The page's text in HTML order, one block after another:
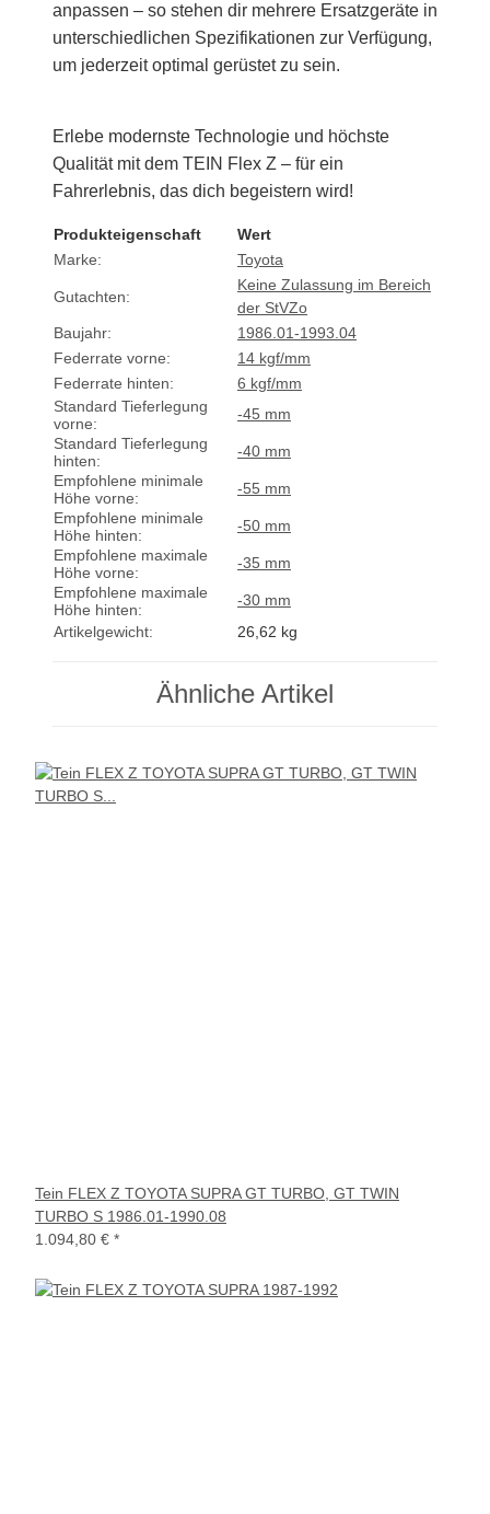
anpassen – so stehen dir mehrere Ersatzgeräte in
unterschiedlichen Spezifikationen zur Verfügung,
um jederzeit optimal gerüstet zu sein.
Erlebe modernste Technologie und höchste
Qualität mit dem TEIN Flex Z – für ein
Fahrerlebnis, das dich begeistern wird!
Produkteigenschaft
Wert
Marke:
Toyota
Gutachten:
Keine Zulassung im Bereich
der StVZo
Baujahr:
1986.01-1993.04
Federrate vorne:
14 kgf/mm
Federrate hinten:
6 kgf/mm
Standard Tieferlegung
vorne:
-45 mm
Standard Tieferlegung
hinten:
-40 mm
Empfohlene minimale
Höhe vorne:
-55 mm
Empfohlene minimale
Höhe hinten:
-50 mm
Empfohlene maximale
Höhe vorne:
-35 mm
Empfohlene maximale
Höhe hinten:
-30 mm
Artikelgewicht:
26,62 kg
Ähnliche Artikel
Tein FLEX Z TOYOTA SUPRA GT TURBO, GT TWIN
TURBO S 1986.01-1990.08
1.094,80 € *